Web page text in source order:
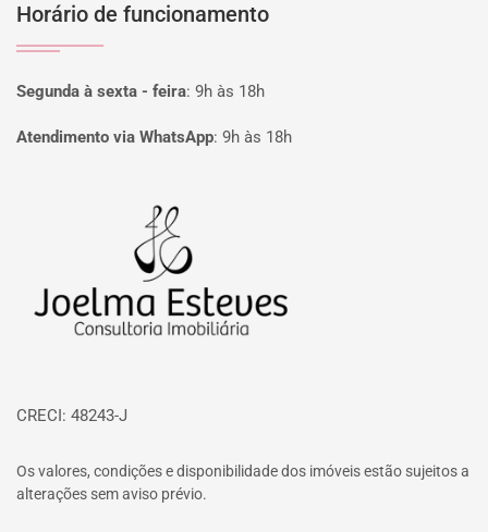
Horário de funcionamento
Segunda à sexta - feira: 9h às 18h
Atendimento via WhatsApp: 9h às 18h
CRECI: 48243-J
Os valores, condições e disponibilidade dos imóveis estão sujeitos a
alterações sem aviso prévio.